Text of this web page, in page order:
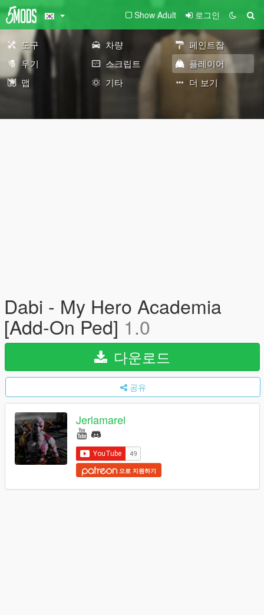
Show Adult 로그인
도구 차량
페인트잡
무기
스크립트
플레이어
맵
기타 더 보기
Dabi - My Hero Academia
[Add-On Ped] 1.0
다운로드
공유
Jerlamarel
으로 지원하기